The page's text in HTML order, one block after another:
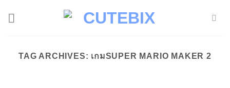
TAG ARCHIVES: เกมSUPER MARIO MAKER 2